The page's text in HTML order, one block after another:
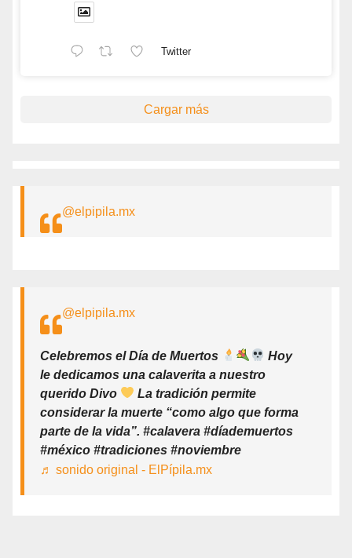
Twitter
Cargar más
@elpipila.mx
@elpipila.mx
Celebremos el Día de Muertos
Hoy
le dedicamos una calaverita a nuestro
querido Divo
La tradición permite
considerar la muerte “como algo que forma
parte de la vida”. #calavera #díademuertos
#méxico #tradiciones #noviembre
♬ sonido original - ElPípila.mx